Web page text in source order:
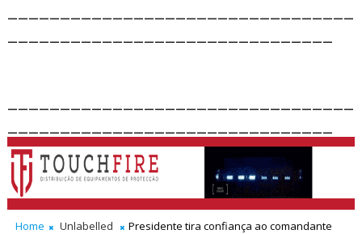
Home Unlabelled
Presidente tira confiança ao comandante